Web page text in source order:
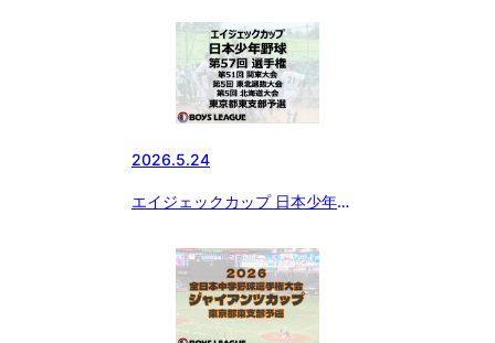
権・第51回 関東大会・第5回 東
北選抜大会・第5回 北海道大会
東京都東支部予選
2026.5.24
エイジェックカップ 日本少年野
大会・第5回 東北選抜大会・第5
回 北海道大会 東京都東支部予選